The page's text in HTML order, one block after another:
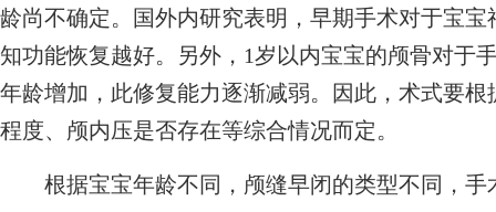
龄尚不确定。国外内研究表明，早期手术对于宝
知功能恢复越好。另外，1岁以内宝宝的颅骨对于
年龄增加，此修复能力逐渐减弱。因此，术式要
程度、颅内压是否存在等综合情况而定。
根据宝宝年龄不同，颅缝早闭的类型不同，手